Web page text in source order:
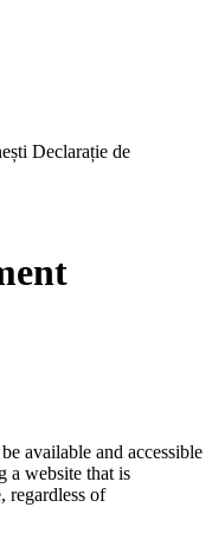
Declarație de
available and accessible
a website that is
regardless of